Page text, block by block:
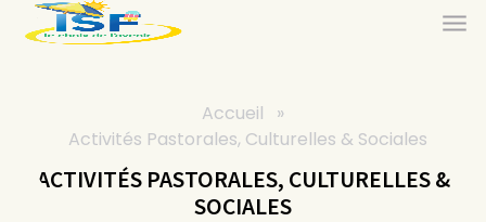
ACTIVITÉS PASTORALES, CULTURELLES &
SOCIALES
Accueil
»
Activités Pastorales, Culturelles & Sociales